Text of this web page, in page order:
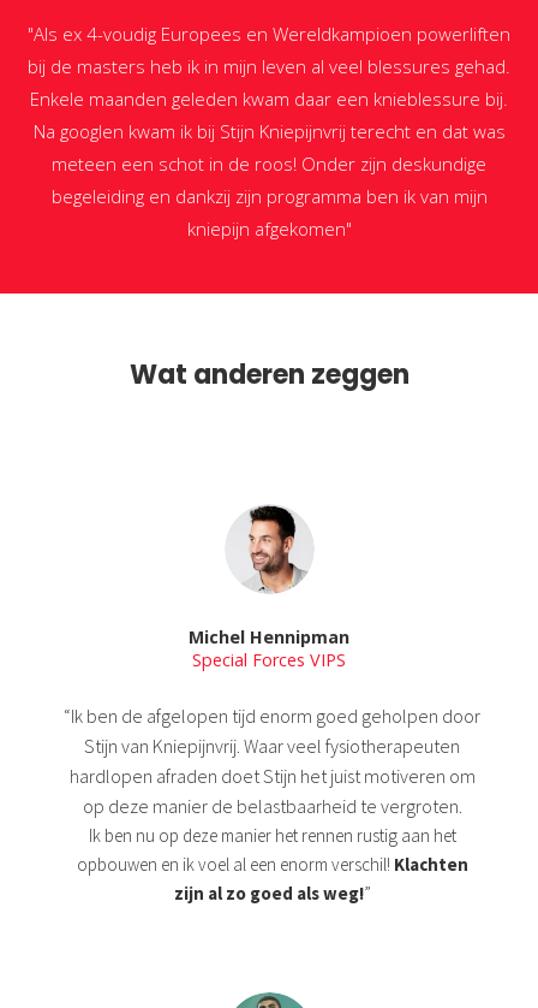
"Als ex 4-voudig Europees en Wereldkampioen powerliften
bij de masters heb ik in mijn leven al veel blessures gehad.
Enkele maanden geleden kwam daar een knieblessure bij.
Na googlen kwam ik bij Stijn Kniepijnvrij terecht en dat was
meteen een schot in de roos! Onder zijn deskundige
begeleiding en dankzij zijn programma ben ik van mijn
kniepijn afgekomen"
Wat anderen zeggen
Michel Hennipman
Special Forces VIPS
“Ik ben de afgelopen tijd enorm goed geholpen door
Stijn van Kniepijnvrij. Waar veel fysiotherapeuten
hardlopen afraden doet Stijn het juist motiveren om
op deze manier de belastbaarheid te vergroten.
Ik ben nu op deze manier het rennen rustig aan het
opbouwen en ik voel al een enorm verschil! Klachten
zijn al zo goed als weg!”